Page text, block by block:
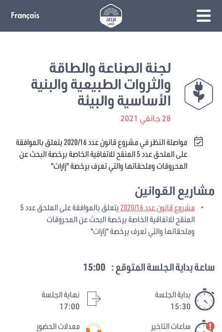
لجنة الصناعة والطاقة
والثروات الطبيعية والبنية
الأساسية والبيئة
28 جانفي 2021
مواصلة النظر في مشروع قانون عدد 2020/16 يتعلق بالموافقة
على الملحق عدد 5 المنقح للاتفاقية الخاصة برخصة البحث عن
المحروقات وملحقاتها والتي تعرف برخصة "زارات"
مشاريع القوانين
مشروع قانون عدد 2020/16
يتعلق بالموافقة على الملحق عدد 5
المنقح للاتفاقية الخاصة برخصة البحث عن المحروقات
وملحقاتها والتي تعرف برخصة "زارات"
ساعة بداية الجلسة المتوقع : 15:00
بداية الجلسة
15:30
نهاية الجلسة
17:00
ساعات التاخير
معدلات الحضور